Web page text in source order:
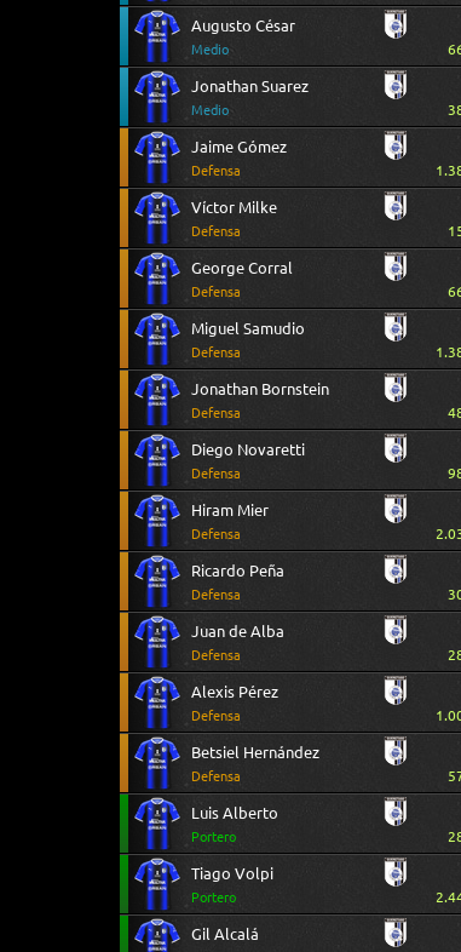
Augusto César
Medio
Jonathan Suarez
Medio
Jaime Gómez
Defensa
Víctor Milke
Defensa
George Corral
Defensa
Miguel Samudio
Defensa
Jonathan Bornstein
Defensa
Diego Novaretti
Defensa
Hiram Mier
Defensa
Ricardo Peña
Defensa
Juan de Alba
Defensa
Alexis Pérez
Defensa
Betsiel Hernández
Defensa
Luis Alberto
Portero
Tiago Volpi
Portero
Gil Alcalá